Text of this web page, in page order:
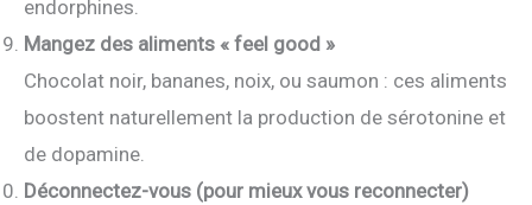
endorphines.
Mangez des aliments « feel good »
Chocolat noir, bananes, noix, ou saumon : ces aliments
boostent naturellement la production de sérotonine et
de dopamine.
Déconnectez-vous (pour mieux vous reconnecter)